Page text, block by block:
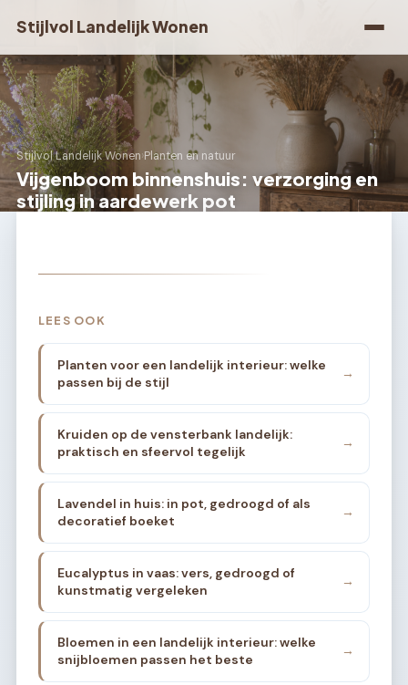
Stijlvol Landelijk Wonen
Stijlvol Landelijk Wonen›Planten en natuur
Vijgenboom binnenshuis: verzorging en
stijling in aardewerk pot
LEES OOK
Planten voor een landelijk interieur: welke
passen bij de stijl
→
Kruiden op de vensterbank landelijk:
praktisch en sfeervol tegelijk
→
Lavendel in huis: in pot, gedroogd of als
decoratief boeket
→
Eucalyptus in vaas: vers, gedroogd of
kunstmatig vergeleken
→
Bloemen in een landelijk interieur: welke
snijbloemen passen het beste
→